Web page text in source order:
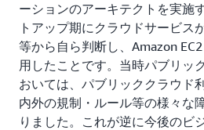
ーションのアーキテクトを実施
トアップ期にクラウドサービス
等から自ら判断し、Amazon
用したことです。当時パブリッ
おいては、パブリッククラウド
内外の規制・ルール等の様々な
りました。これが逆に今後のビ